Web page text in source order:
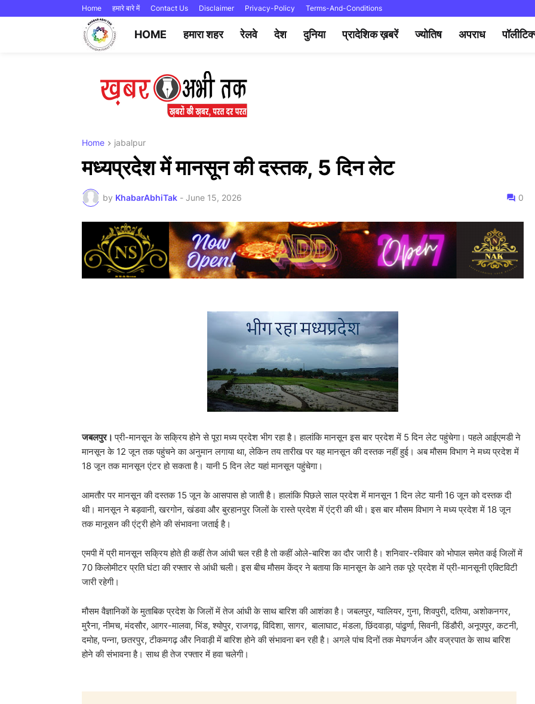
Home हमारे बारे में Contact Us Disclaimer Privacy-Policy Terms-And-Conditions
HOME हमारा शहर रेलवे देश दुनिया प्रादेशिक ख़बरें ज्योतिष अपराध
Home jabalpur
मध्यप्रदेश में मानसून की दस्तक, 5 दिन लेट
by KhabarAbhiTak - June 15, 2026 0
जबलपुर।प्री-मानसून के सक्रिय होने से पूरा मध्य प्रदेश भीग रहा है। हालांकि मानसून इस बार प्रदेश में 5 दिन लेट पहुंचेगा। पहले आईएमडी ने
मानसून के 12 जून तक पहुंचने का अनुमान लगाया था, लेकिन तय तारीख पर यह मानसून की दस्तक नहीं हुई। अब मौसम विभाग ने मध्य प्रदेश में
18 जून तक मानसून एंटर हो सकता है। यानी 5 दिन लेट यहां मानसून पहुंचेगा।
आमतौर पर मानसून की दस्तक 15 जून के आसपास हो जाती है। हालांकि पिछले साल प्रदेश में मानसून 1 दिन लेट यानी 16 जून को दस्तक दी
थी। मानसून ने बड़वानी, खरगोन, खंडवा और बुरहानपुर जिलों के रास्ते प्रदेश में एंट्री की थी। इस बार मौसम विभाग ने मध्य प्रदेश में 18 जून
तक मानूसन की एंट्री होने की संभावना जताई है।
एमपी में प्री मानसून सक्रिय होते ही कहीं तेज आंधी चल रही है तो कहीं ओले-बारिश का दौर जारी है। शनिवार-रविवार को भोपाल समेत कई जिलों में
70 किलोमीटर प्रति घंटा की रफ्तार से आंधी चली। इस बीच मौसम केंद्र ने बताया कि मानसून के आने तक पूरे प्रदेश में प्री-मानसूनी एक्टिविटी
जारी रहेगी।
मौसम वैज्ञानिकों के मुताबिक प्रदेश के जिलों में तेज आंधी के साथ बारिश की आशंका है। जबलपुर, ग्वालियर, गुना, शिवपुरी, दतिया, अशोकनगर,
मुरैना, नीमच, मंदसौर, आगर-मालवा, भिंड, श्योपुर, राजगढ़, विदिशा, सागर, बालाघाट, मंडला, छिंदवाड़ा, पांढुर्णा, सिवनी, डिंडौरी, अनूपपुर, कटनी,
दमोह, पन्ना, छतरपुर, टीकमगढ़ और निवाड़ी में बारिश होने की संभावना बन रही है। अगले पांच दिनों तक मेघगर्जन और वज्रपात के साथ बारिश
होने की संभावना है। साथ ही तेज रफ्तार में हवा चलेगी।